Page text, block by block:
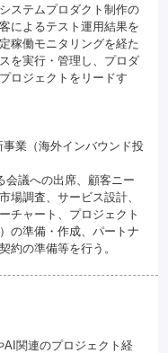
ステムプロダクト制作の
によるテスト運用結果を
稼働モニタリングを経た
を実行・管理し、プロダ
ロジェクトをリードす
事業（海外インバウンド投
会議への出席、顧客ニー
場調査、サービス設計、
チャート、プロジェクト
の準備・作成、パートナ
約の準備等を行う。
AI関連のプロジェクト経